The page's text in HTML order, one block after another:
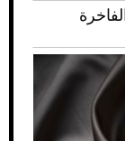
الفاخرة